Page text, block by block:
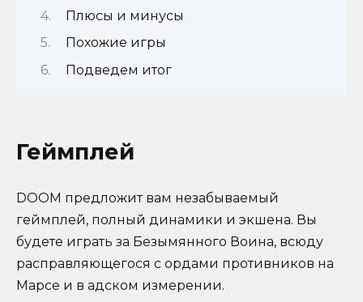
Плюсы и минусы
Похожие игры
Подведем итог
Геймплей
DOOM предложит вам незабываемый
геймплей, полный динамики и экшена. Вы
будете играть за Безымянного Воина, всюду
расправляющегося с ордами противников на
Марсе и в адском измерении.